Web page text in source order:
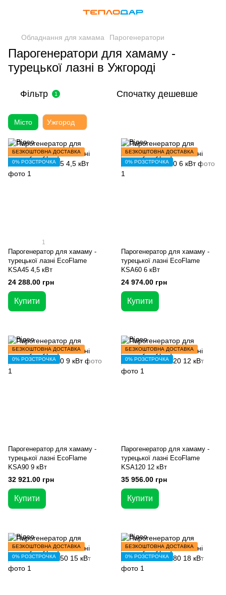
Обладнання для хамама Парогенератори
Парогенератори для хамаму -
турецької лазні в Ужгороді
Фільтр 1 Спочатку дешевше
Місто Ужгород
БЕЗКОШТОВНА ДОСТАВКА
0% РОЗСТРОЧКА
1
Парогенератор для хамаму -
турецької лазні EcoFlame
KSA45 4,5 кВт
24 288.00 грн
Купити
БЕЗКОШТОВНА ДОСТАВКА
0% РОЗСТРОЧКА
Парогенератор для хамаму -
турецької лазні EcoFlame
KSA60 6 кВт
24 974.00 грн
Купити
БЕЗКОШТОВНА ДОСТАВКА
0% РОЗСТРОЧКА
Парогенератор для хамаму -
турецької лазні EcoFlame
KSA90 9 кВт
32 921.00 грн
Купити
БЕЗКОШТОВНА ДОСТАВКА
0% РОЗСТРОЧКА
Парогенератор для хамаму -
турецької лазні EcoFlame
KSA120 12 кВт
35 956.00 грн
Купити
БЕЗКОШТОВНА ДОСТАВКА
0% РОЗСТРОЧКА
БЕЗКОШТОВНА ДОСТАВКА
0% РОЗСТРОЧКА